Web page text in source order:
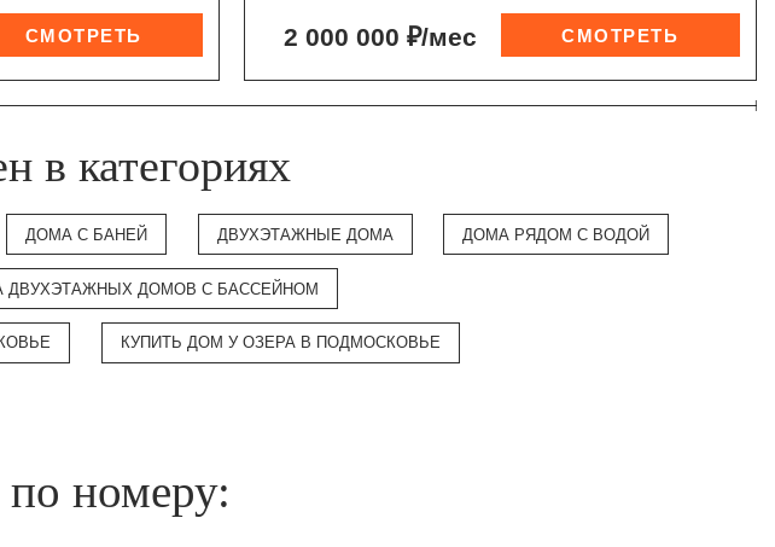
2 000 000 ₽/мес
в категориях
ДОМА С БАНЕЙ ДВУХЭТАЖНЫЕ ДОМА ДОМА РЯДОМ С ВОДОЙ
ДВУХЭТАЖНЫХ ДОМОВ С БАССЕЙНОМ
КУПИТЬ ДОМ У ОЗЕРА В ПОДМОСКОВЬЕ
номеру: